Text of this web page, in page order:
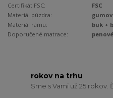
Certifikát FSC:
FSC
Materiál púzdra:
Materiál rámu:
buk +
Doporučené matrace:
rokov na trhu
Sme s Vami už 25 rokov.